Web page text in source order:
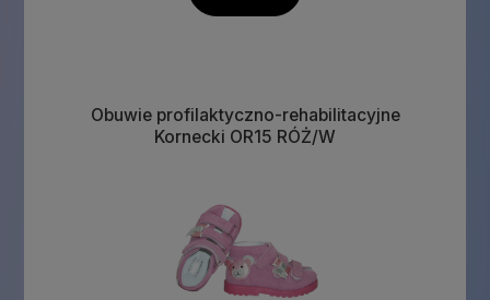
Obuwie profilaktyczno-rehabilitacyjne
Kornecki OR15 RÓŻ/W